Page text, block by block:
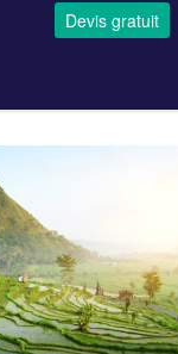
Devis gratuit